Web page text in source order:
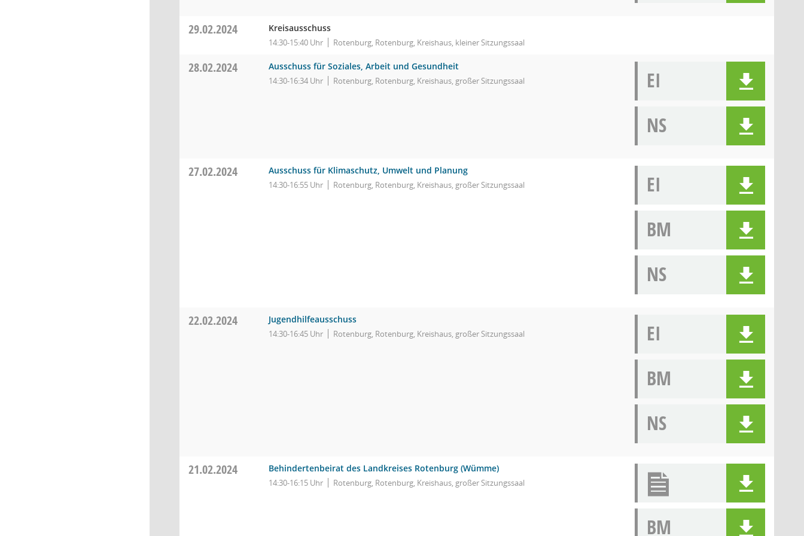
29.02.2024 Kreisausschuss
14:30-15:40 Uhr Rotenburg, Rotenburg, Kreishaus, kleiner Sitzungssaal
28.02.2024 Ausschuss für Soziales, Arbeit und Gesundheit
14:30-16:34 Uhr Rotenburg, Rotenburg, Kreishaus, großer Sitzungssaal
EI
NS
27.02.2024 Ausschuss für Klimaschutz, Umwelt und Planung
14:30-16:55 Uhr Rotenburg, Rotenburg, Kreishaus, großer Sitzungssaal
EI
BM
NS
22.02.2024 Jugendhilfeausschuss
14:30-16:45 Uhr Rotenburg, Rotenburg, Kreishaus, großer Sitzungssaal
EI
BM
NS
21.02.2024 Behindertenbeirat des Landkreises Rotenburg (Wümme)
14:30-16:15 Uhr Rotenburg, Rotenburg, Kreishaus, großer Sitzungssaal
BM